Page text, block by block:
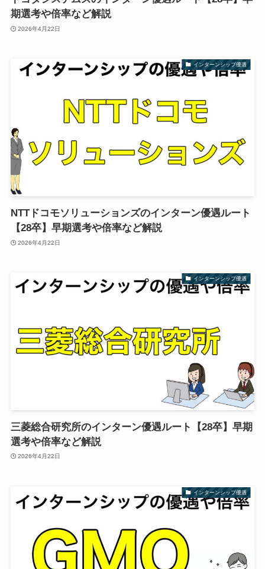
期選考や倍率など解説
2026年4月22日
インターンシップ優遇
NTTドコモソリューションズのインターン優遇ルート
【28卒】早期選考や倍率など解説
2026年4月22日
インターンシップ優遇
三菱総合研究所のインターン優遇ルート【28卒】早期
選考や倍率など解説
2026年4月22日
インターンシップ優遇